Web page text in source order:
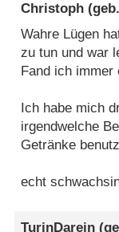
Christoph
Wahre Lügen
zu tun und war
Fand ich immer
Ich habe mich
irgendwelche
Getränke
echt
TurinDarein